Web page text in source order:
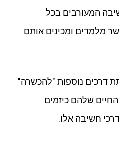
המעורבים בכל
מלמדים ומכינים אותם
דרכים נוספות "להכשרה"
שלהם כיזמים
חשיבה אלו.